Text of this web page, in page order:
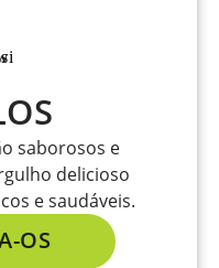
saborosos e
delicioso
e saudáveis.
OS